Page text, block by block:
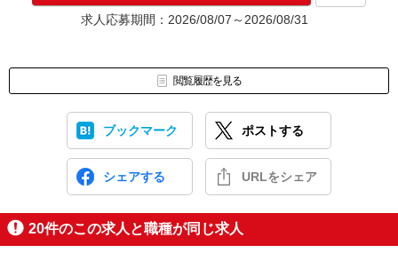
求人応募期間：2026/08/07～2026/08/31
閲覧履歴を見る
ブックマーク ポストする
シェアする URLをシェア
20件のこの求人と職種が同じ求人